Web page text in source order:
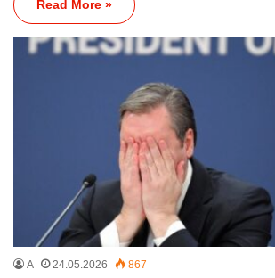
Read More »
A 24.05.2026 867